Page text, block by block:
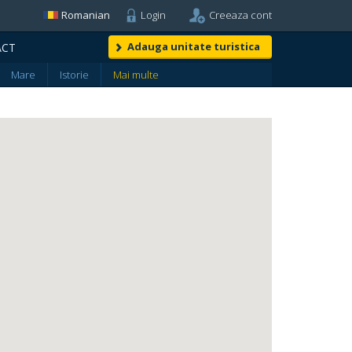
Login Creeaza cont
Romanian
Adauga unitate turistica
Mare Istorie Mai multe